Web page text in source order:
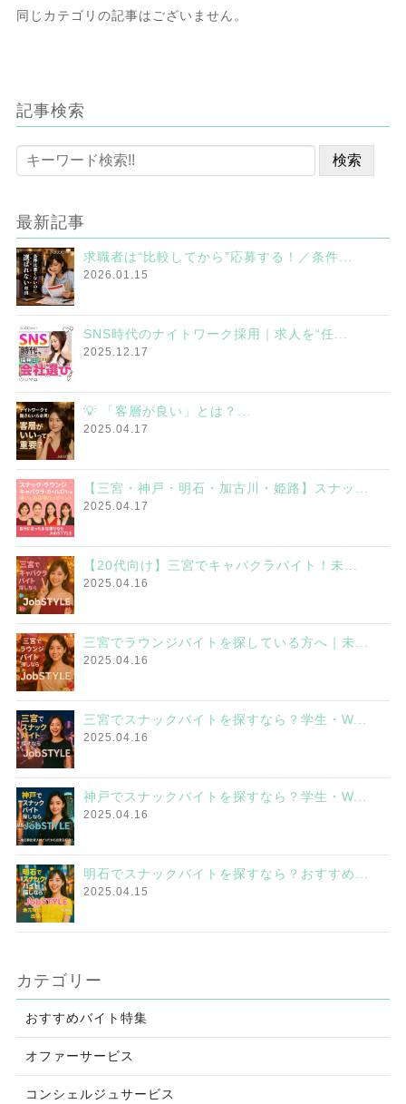
同じカテゴリの記事はございません。
記事検索
最新記事
求職者は“比較してから”応募する！／条件...
2026.01.15
SNS時代のナイトワーク採用｜求人を“任...
2025.12.17
💡 「客層が良い」とは？...
2025.04.17
【三宮・神戸・明石・加古川・姫路】スナッ...
2025.04.17
【20代向け】三宮でキャバクラバイト！未...
2025.04.16
三宮でラウンジバイトを探している方へ｜未...
2025.04.16
三宮でスナックバイトを探すなら？学生・W...
2025.04.16
神戸でスナックバイトを探すなら？学生・W...
2025.04.16
明石でスナックバイトを探すなら？おすすめ...
2025.04.15
カテゴリー
おすすめバイト特集
オファーサービス
コンシェルジュサービス